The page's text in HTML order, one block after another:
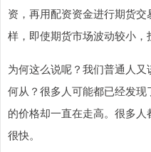
资，再用配资资金进行期货
样，即使期货市场波动较小，
为何这么说呢？我们普通人
何从？很多人可能都已经发
的价格却一直在走高。很多
很快。